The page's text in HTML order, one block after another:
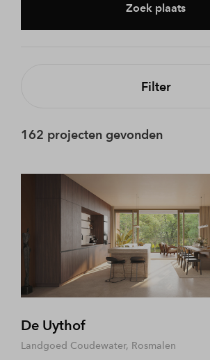
Zoek plaats
Filter
162 projecten gevonden
De Uythof
Landgoed Coudewater, Rosmalen